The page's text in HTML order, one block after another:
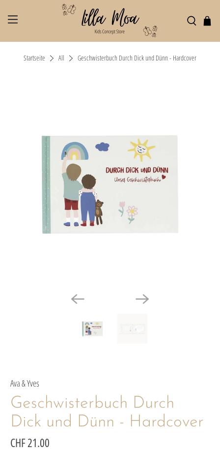
Startseite All Geschwisterbuch Durch Dick und Dünn - Hardcover
Ava & Yves
Geschwisterbuch Durch
Dick und Dünn - Hardcover
CHF 21.00